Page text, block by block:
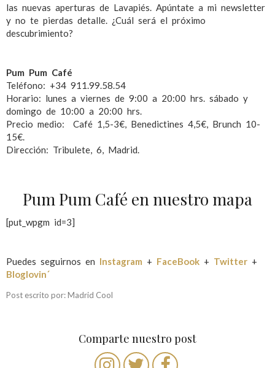
las nuevas aperturas de Lavapiés. Apúntate a mi newsletter
y no te pierdas detalle. ¿Cuál será el próximo
descubrimiento?
Pum Pum Café
Teléfono: +34 911.99.58.54
Horario: lunes a viernes de 9:00 a 20:00 hrs. sábado y
domingo de 10:00 a 20:00 hrs.
Precio medio: Café 1,5-3€, Benedictines 4,5€, Brunch 10-
15€.
Dirección: Tribulete, 6, Madrid.
Pum Pum Café en nuestro mapa
[put_wpgm id=3]
Puedes seguirnos en Instagram + FaceBook + Twitter +
Bloglovin´
Post escrito por: Madrid Cool
Comparte nuestro post